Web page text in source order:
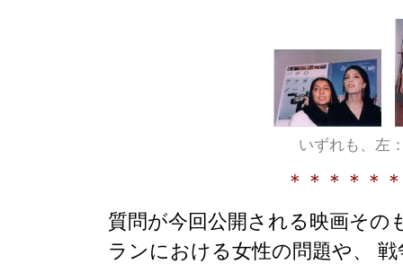
いずれも、左
＊＊＊＊＊
質問が今回公開される映画そ
ランにおける女性の問題や、